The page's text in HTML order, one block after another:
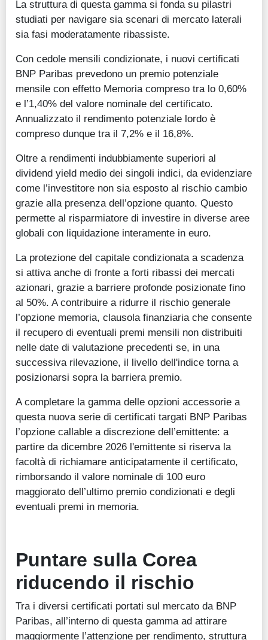
La struttura di questa gamma si fonda su pilastri
studiati per navigare sia scenari di mercato laterali
sia fasi moderatamente ribassiste.
Con cedole mensili condizionate, i nuovi certificati
BNP Paribas prevedono un premio potenziale
mensile con effetto Memoria compreso tra lo 0,60%
e l’1,40% del valore nominale del certificato.
Annualizzato il rendimento potenziale lordo è
compreso dunque tra il 7,2% e il 16,8%.
Oltre a rendimenti indubbiamente superiori al
dividend yield medio dei singoli indici, da evidenziare
come l’investitore non sia esposto al rischio cambio
grazie alla presenza dell’opzione quanto. Questo
permette al risparmiatore di investire in diverse aree
globali con liquidazione interamente in euro.
La protezione del capitale condizionata a scadenza
si attiva anche di fronte a forti ribassi dei mercati
azionari, grazie a barriere profonde posizionate fino
al 50%. A contribuire a ridurre il rischio generale
l’opzione memoria, clausola finanziaria che consente
il recupero di eventuali premi mensili non distribuiti
nelle date di valutazione precedenti se, in una
successiva rilevazione, il livello dell'indice torna a
posizionarsi sopra la barriera premio.
A completare la gamma delle opzioni accessorie a
questa nuova serie di certificati targati BNP Paribas
l’opzione callable a discrezione dell’emittente: a
partire da dicembre 2026 l'emittente si riserva la
facoltà di richiamare anticipatamente il certificato,
rimborsando il valore nominale di 100 euro
maggiorato dell’ultimo premio condizionati e degli
eventuali premi in memoria.
Puntare sulla Corea
riducendo il rischio
Tra i diversi certificati portati sul mercato da BNP
Paribas, all’interno di questa gamma ad attirare
maggiormente l’attenzione per rendimento, struttura